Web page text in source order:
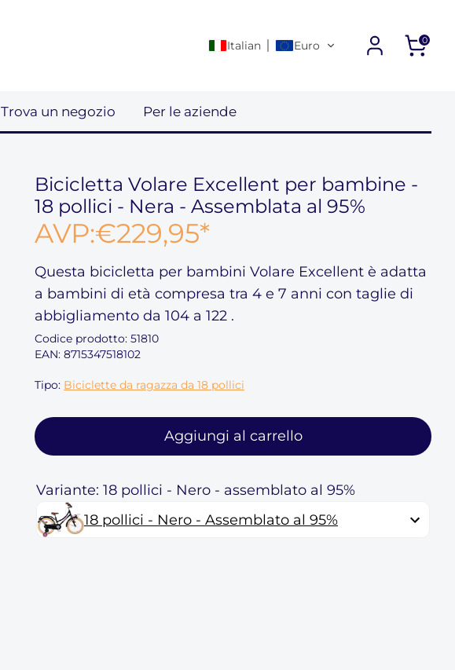
Italian Euro 0
Trova un negozio Per le aziende
Bicicletta Volare Excellent per bambine -
18 pollici - Nera - Assemblata al 95%
AVP:€229,95*
Questa bicicletta per bambini Volare Excellent è adatta
a bambini di età compresatra 4 e 7 anni con taglie di
abbigliamentoda 104 a 122 .
Codice prodotto:51810
EAN: 8715347518102
Tipo: Biciclette da ragazza da 18 pollici
Aggiungi al carrello
Variante: 18 pollici - Nero - assemblato al 95%
18 pollici - Nero - Assemblato al 95%